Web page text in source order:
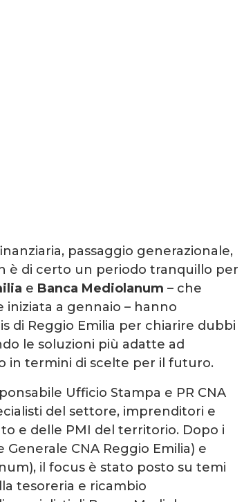
passaggio generazionale,
è di certo un periodo tranquillo per
e Banca Mediolanum – che
a gennaio – hanno
di Reggio Emilia per chiarire dubbi
le soluzioni più adatte ad
in termini di scelte per il futuro.
Ufficio Stampa e PR CNA
del settore, imprenditori e
e delle PMI del territorio. Dopo i
Generale CNA Reggio Emilia) e
il focus è stato posto su temi
tesoreria e ricambio